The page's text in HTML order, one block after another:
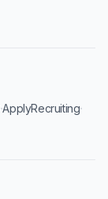
·ApplyRecruiting·